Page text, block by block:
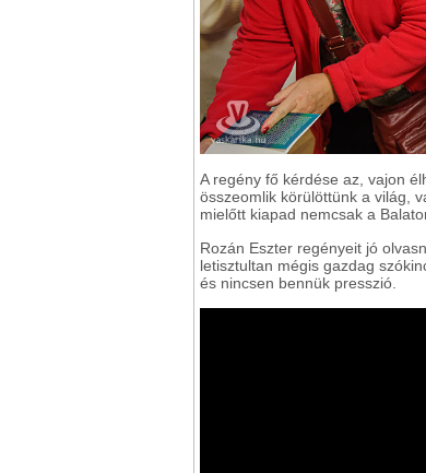
A regény fő kérdése az, vajon
összeomlik körülöttünk a világ,
mielőtt kiapad nemcsak a
Rozán Eszter regényeit jó
letisztultan mégis gazdag
és nincsen bennük presszió.